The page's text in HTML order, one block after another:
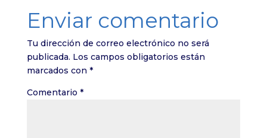
Enviar comentario
Tu dirección de correo electrónico no será
publicada. Los campos obligatorios están
marcados con *
Comentario *